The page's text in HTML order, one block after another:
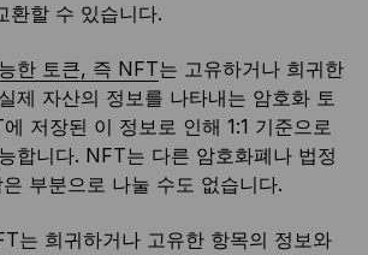
환할 수 있습니다.
한 토큰, 즉 NFT는 고유하거나 희귀한
제 자산의 정보를 나타내는 암호화 토
저장된 이 정보로 인해 1:1 기준으로
합니다. NFT는 다른 암호화폐나 법정
부분으로 나눌 수도 없습니다.
는 희귀하거나 고유한 항목의 정보와